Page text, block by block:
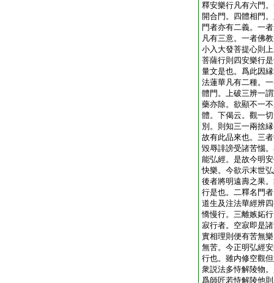
釋安樂行凡有六門
開合門。四體相門
門者亦有二義。一
凡有三意。一者佛
小入大發菩提心則
菩薩行則四安樂行
量文是也。爲此因
法蓮華凡有二種。
體門。上破三辨一
藥亦除。欲顯不一
體。下偈云。觀一
別。則知三一兩捨
故有此品來也。三
毀辱誹謗受諸苦惱
能弘經。是故今明
快樂。今欲示末世
後者將明遠壽之果
行是也。二釋名門
道生及注法華經辨
憍慢行。三離嫉妬
寂行者。空寂即是
實相理則便有苦無
無苦。今正明弘經
行也。雖内修空觀
衆説法多恃解陵物
爲師匠若恃解陵他